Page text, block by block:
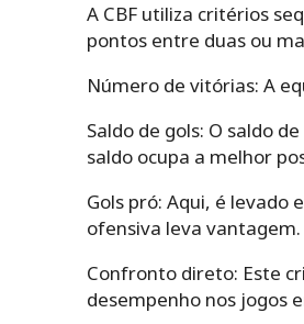
A CBF utiliza critérios
pontos entre duas ou
Número de vitórias: A
Saldo de gols: O saldo
saldo ocupa a melhor
Gols pró: Aqui, é
ofensiva leva vantagem.
Confronto direto: Este
desempenho nos jogos